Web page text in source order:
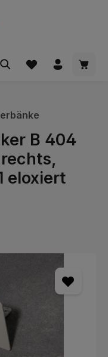
B 404
eloxiert